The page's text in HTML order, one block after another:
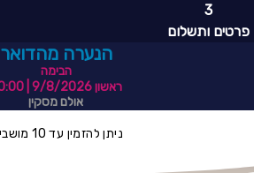
3
פרטים ותשלום
הנערה מהדואר
הבימה
ראשון 9/8/2026
אולם מסקין
ניתן להזמין עד 10 מושבים.